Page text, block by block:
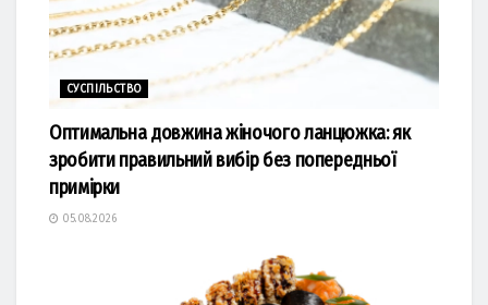
СУСПІЛЬСТВО
Оптимальна довжина жіночого ланцюжка: як
зробити правильний вибір без попередньої
примірки
05.08.2026